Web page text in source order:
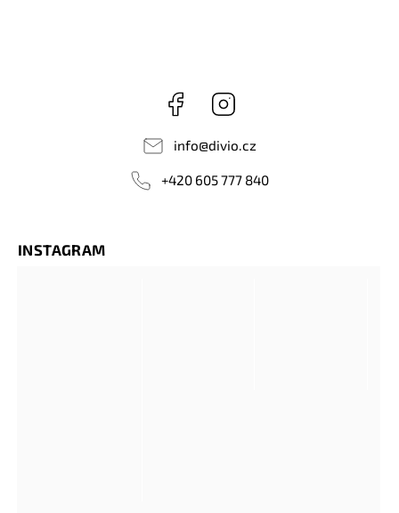
Facebook
info@divio.cz
+420 605 777 840
INSTAGRAM